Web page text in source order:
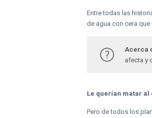
Entre todas las
de agua con cera
Acerca
afecta y
Le querían matar al
Pero de todos los